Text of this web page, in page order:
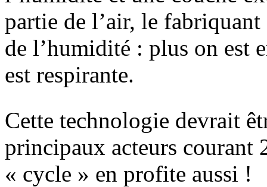
partie de l’air, le
de l’humidité : plus on est
est respirante.
Cette technologie devrait
principaux acteurs courant
« cycle » en profite aussi !